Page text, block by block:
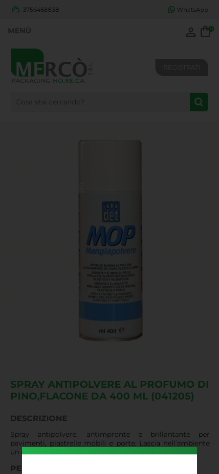
3756468838
0
WhatsApp
SPRAY ANTIPOLVERE AL PROFUMO DI
PINO,FLACONE DA 400 ML (041205)
DESCRIZIONE
Spray antipolvere, antimpronte e brillantante per
pavimenti, piastrelle mobili e porte. Lascia nell’ambiente
un gradevole profumo di pino.
PESO